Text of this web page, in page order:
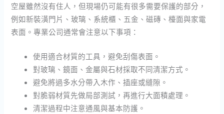
空屋雖然沒有住人，但現場仍可能有很多需要保護的部分，
例如新裝潢門片、玻璃、系統櫃、五金、磁磚、檯面與家電
表面。專業公司通常會注意以下事項：
使用適合材質的工具，避免刮傷表面。
對玻璃、鏡面、金屬與石材採取不同清潔方式。
避免將過多水分帶入木作、插座或縫隙。
對脆弱材質先做局部測試，再進行大面積處理。
清潔過程中注意通風與基本防護。